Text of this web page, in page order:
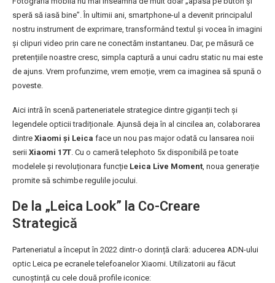
speră să iasă bine”. În ultimii ani, smartphone-ul a devenit principalul
nostru instrument de exprimare, transformând textul și vocea în imagini
și clipuri video prin care ne conectăm instantaneu. Dar, pe măsură ce
pretențiile noastre cresc, simpla captură a unui cadru static nu mai este
de ajuns. Vrem profunzime, vrem emoție, vrem ca imaginea să spună o
poveste.
Aici intră în scenă parteneriatele strategice dintre giganții tech și
legendele opticii tradiționale. Ajunsă deja în al cincilea an, colaborarea
dintre Xiaomi și Leica face un nou pas major odată cu lansarea noii
serii Xiaomi 17T . Cu o cameră telephoto 5x disponibilă pe toate
modelele și revoluționara funcție Leica Live Moment , noua generație
promite să schimbe regulile jocului.
De la „Leica Look” la Co-Creare
Strategică
Parteneriatul a început în 2022 dintr-o dorință clară: aducerea ADN-ului
optic Leica pe ecranele telefoanelor Xiaomi. Utilizatorii au făcut
cunoștință cu cele două profile iconice: